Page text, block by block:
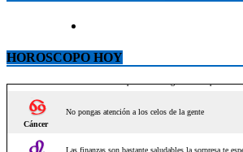
HOROSCOPO HOY